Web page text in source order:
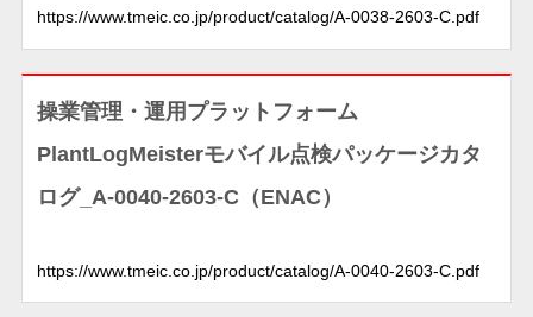
https://www.tmeic.co.jp/product/catalog/A-0038-2603-C.pdf
操業管理・運用プラットフォーム
PlantLogMeisterモバイル点検パッケージカタ
ログ_A-0040-2603-C（ENAC）
https://www.tmeic.co.jp/product/catalog/A-0040-2603-C.pdf